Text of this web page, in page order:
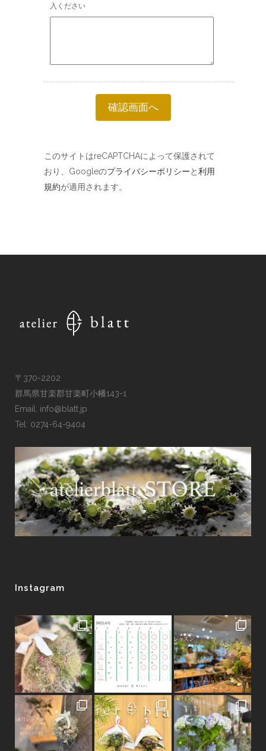
入ください
確認画面へ
このサイトはreCAPTCHAによって保護されて
おり、Googleのプライバシーポリシーと利用
規約が適用されます。
〒370-2202
群馬県甘楽郡甘楽町小幡143-1
Email: info@blatt.jp
Tel: 0274-64-9404
Instagram